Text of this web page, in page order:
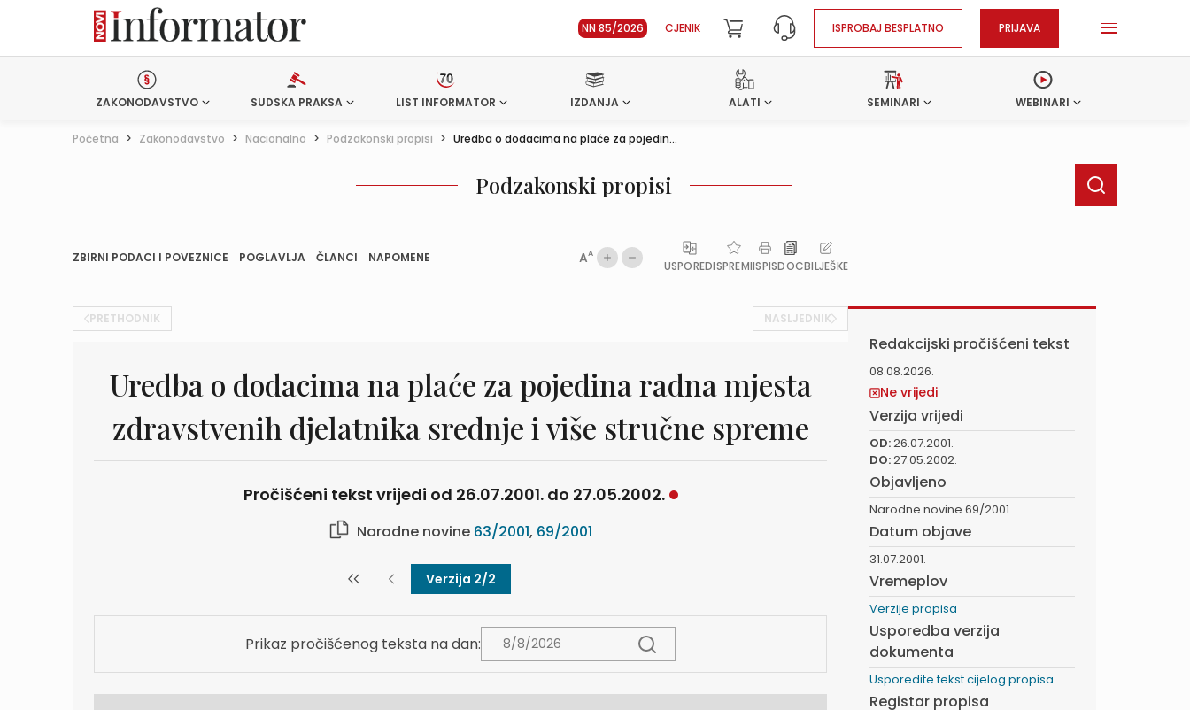
NN 85/2026 CJENIK ISPROBAJ BESPLATNO PRIJAVA
ZAKONODAVSTVO SUDSKA PRAKSA LIST INFORMATOR IZDANJA ALATI SEMINARI WEBINARI
Početna > Zakonodavstvo > Nacionalno > Podzakonski propisi > Uredba o dodacima na plaće za pojedin...
Podzakonski propisi
ZBIRNI PODACI I POVEZNICE POGLAVLJA ČLANCI NAPOMENE AA
USPOREDISPREMIISPISDOCBILJEŠKE
PRETHODNIK NASLJEDNIK
Uredba o dodacima na plaće za pojedina radna mjesta
zdravstvenih djelatnika srednje i više stručne spreme
Pročišćeni tekst vrijedi od 26.07.2001. do 27.05.2002.
Narodne novine 63/2001, 69/2001
Verzija 2/2
Prikaz pročišćenog teksta na dan:
Redakcijski pročišćeni tekst
08.08.2026.
Ne vrijedi
Verzija vrijedi
OD:26.07.2001.
DO:27.05.2002.
Objavljeno
Narodne novine 69/2001
Datum objave
31.07.2001.
Vremeplov
Verzije propisa
Usporedba verzija
dokumenta
Usporedite tekst cijelog propisa
Registar propisa